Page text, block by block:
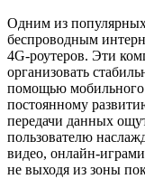
Одним из
беспроводным
4G-роутеров. Эти
организовать
помощью мобильного
постоянному
передачи данных
пользователю
видео, онлайн-
не выходя из зоны